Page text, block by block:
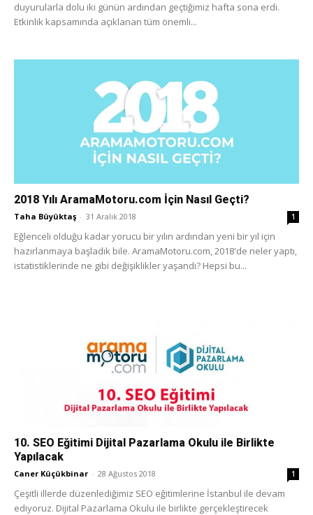
duyurularla dolu iki günün ardından geçtiğimiz hafta sona erdi.
Etkinlik kapsamında açıklanan tüm önemli...
2018 Yılı AramaMotoru.com İçin Nasıl Geçti?
Taha Büyüktaş - 31 Aralık 2018 1
Eğlenceli olduğu kadar yorucu bir yılın ardından yeni bir yıl için
hazırlanmaya başladık bile. AramaMotoru.com, 2018'de neler yaptı,
istatistiklerinde ne gibi değişiklikler yaşandı? Hepsi bu...
10. SEO Eğitimi Dijital Pazarlama Okulu ile Birlikte
Yapılacak
Caner Küçükbinar - 28 Ağustos 2018 1
Çeşitli illerde düzenlediğimiz SEO eğitimlerine İstanbul ile devam
ediyoruz. Dijital Pazarlama Okulu ile birlikte gerçekleştirecek